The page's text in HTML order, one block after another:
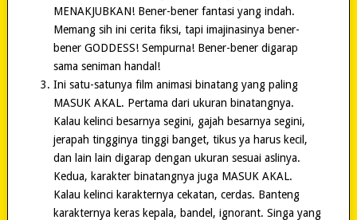
MENAKJUBKAN! Bener-bener fantasi yang indah.
Memang sih ini cerita fiksi, tapi imajinasinya bener-
bener GODDESS! Sempurna! Bener-bener digarap
sama seniman handal!
Ini satu-satunya film animasi binatang yang paling
MASUK AKAL. Pertama dari ukuran binatangnya.
Kalau kelinci besarnya segini, gajah besarnya segini,
jerapah tingginya tinggi banget, tikus ya harus kecil,
dan lain lain digarap dengan ukuran sesuai aslinya.
Kedua, karakter binatangnya juga MASUK AKAL.
Kalau kelinci karakternya cekatan, cerdas. Banteng
karakternya keras kepala, bandel, ignorant. Singa yang